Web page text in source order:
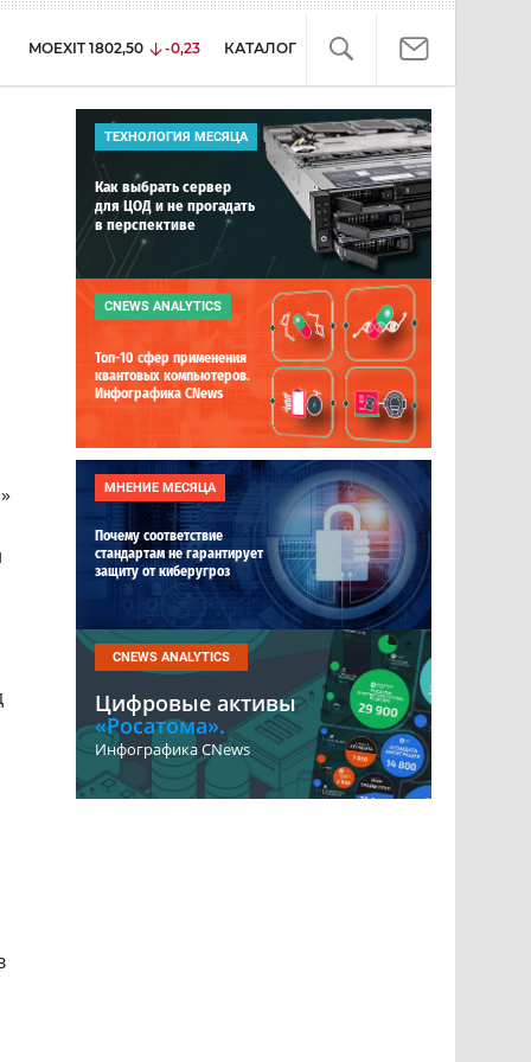
MOEXIT 1802,50 -0,23 КАТАЛОГ
ТЕХНОЛОГИЯ МЕСЯЦА
Как выбрать сервер
для ЦОД и не прогадать
в перспективе
CNEWS ANALYTICS
Топ-10 сфер применения
квантовых компьютеров.
Инфографика CNews
МНЕНИЕ МЕСЯЦА
Почему соответствие
стандартам не гарантирует
защиту от киберугроз
CNEWS ANALYTICS
Цифровые активы
«Росатома».
Инфографика CNews